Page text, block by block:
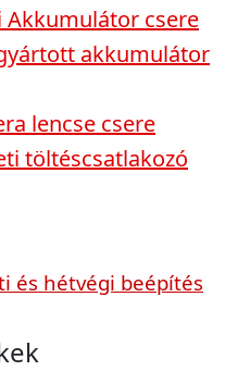
Akkumulátor csere
akkumulátor
lencse csere
töltéscsatlakozó
és hétvégi beépítés